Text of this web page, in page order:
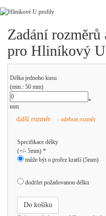
Zadání rozměrů
pro Hliníkový
Délka jednoho kusu
(min.: 50 mm)
mm
*
další rozměr - odebrat rozměr
Specifikace délky
(+/- 5mm) *
může být o prořez kratší (5mm)
dodržet požadovanou délku
Do košíku